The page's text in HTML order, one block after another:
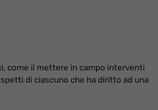
come il mettere in campo interventi
di ciascuno che ha diritto ad una